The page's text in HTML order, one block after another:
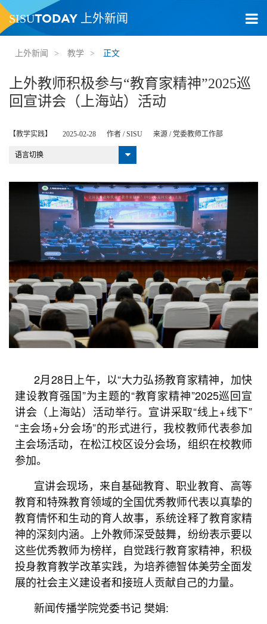
SISUTODAY 上外新闻
上外新闻 > 教学 > 正文
上外教师积极参与“教育家精神”2025巡
回宣讲会（上海站）活动
【教学实践】 2025-02-28 作者 /SISU 来源 /党委教师工作部
语言切换
2月28日上午，以“大力弘扬教育家精神，加快
建设教育强国”为主题的“教育家精神”2025巡回宣
讲会（上海站）活动举行。宣讲采取“线上+线下”
“主会场+分会场”的形式进行，我校教师代表参加
主会场活动，在松江校区设分会场，组织在校教师
参加。
宣讲会现场，来自基础教育、职业教育、高等
教育和特殊教育领域的全国优秀教师代表以真挚的
教育情怀和生动的育人故事，系统诠释了教育家精
神的深刻内涵。
上外教师深受鼓舞，纷纷表示要以
这些优秀教师为榜样，自觉践行教育家精神，积极
投身教育教学改革实践，为培养德智体美劳全面发
展的社会主义建设者和接班人贡献自己的力量。
新闻传播学院党委书记樊娟: